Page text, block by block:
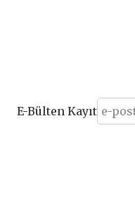
E-Bülten Kayıt